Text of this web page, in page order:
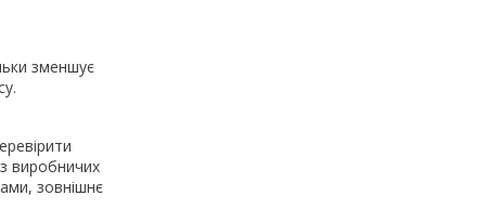
зменшує
виробничих
зовнішнє